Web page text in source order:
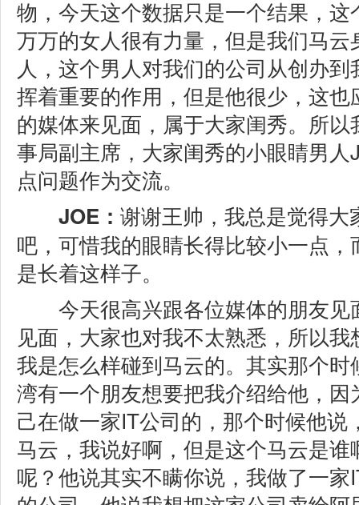
物，今天这个数据只是一个结果，
万万的女人很有力量，但是我们马
人，这个男人对我们的公司从创办
挥着重要的作用，但是他很少，这
的媒体来见面，属于大家闺秀。所
事局副主席，大家闺秀的小眼睛男
点问题作为交流。
JOE： 谢谢王帅，我总是觉得
吧，可惜我的眼睛长得比较小一点
是长着这样子。
今天很高兴跟各位媒体的朋友见
见面，大家也对我不太熟悉，所以
我是怎么样碰到马云的。其实那个
湾有一个朋友想要把我介绍给他，
己在做一家IT公司的，那个时候他说
马云，我说好啊，但是这个马云是
呢？他说其实不瞒你说，我做了一